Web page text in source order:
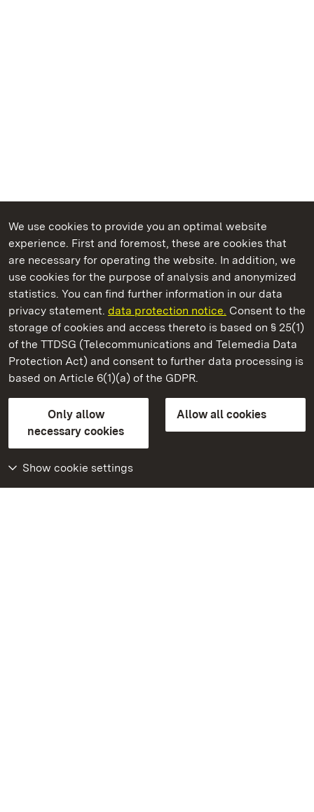
We use cookies to provide you an optimal website
experience. First and foremost, these are cookies that
are necessary for operating the website. In addition, we
use cookies for the purpose of analysis and anonymized
statistics. You can find further information in our data
privacy statement. data protection notice. Consent to the
storage of cookies and access thereto is based on § 25(1)
of the TTDSG (Telecommunications and Telemedia Data
Protection Act) and consent to further data processing is
based on Article 6(1)(a) of the GDPR.
Only allow
necessary cookies
Allow all cookies
Show cookie settings
State Palaces and Gardens of Baden-Wuerttemberg
Staatliche Schlösser und Gärten Baden‑Württemberg
State Palaces and Gardens of Baden-Wuerttemberg
Contact usFAQMasthead
Declaration on barrier-free access
BITV-konform (geprüfte Seiten)